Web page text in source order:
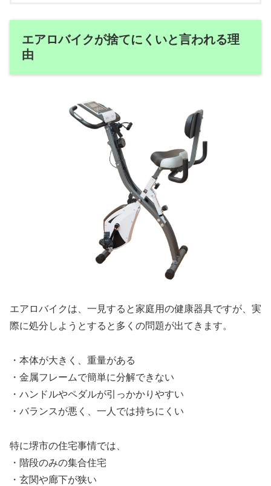
エアロバイクが捨てにくいと言われる理
由
エアロバイクは、一見すると家庭用の健康器具ですが、実
際に処分しようとすると多くの問題が出てきます。
・本体が大きく、重量がある
・金属フレームで簡単に分解できない
・ハンドルやペダルが引っかかりやすい
・バランスが悪く、一人では持ちにくい
特に堺市の住宅事情では、
・階段のみの集合住宅
・玄関や廊下が狭い